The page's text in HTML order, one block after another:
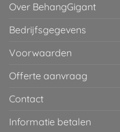
Over BehangGigant
Bedrijfsgegevens
Voorwaarden
Offerte aanvraag
Contact
Informatie betalen